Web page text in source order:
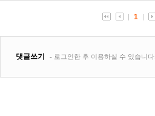
1
댓글쓰기 - 로그인한 후 이용하실 수 있습니다.